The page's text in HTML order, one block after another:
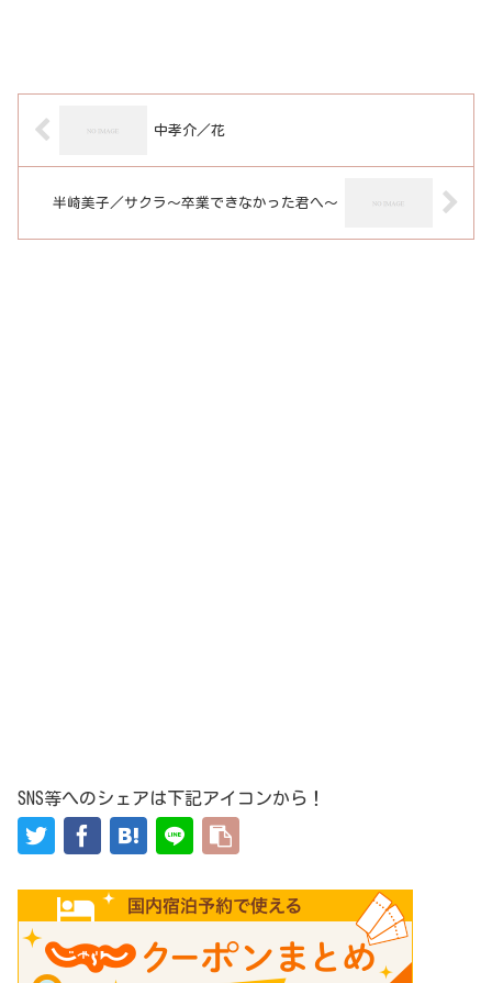
中孝介／花
半崎美子／サクラ～卒業できなかった君へ～
SNS等へのシェアは下記アイコンから！